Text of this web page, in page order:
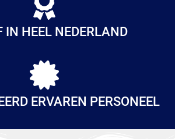
IN HEEL NEDERLAND
ERVAREN PERSONEEL